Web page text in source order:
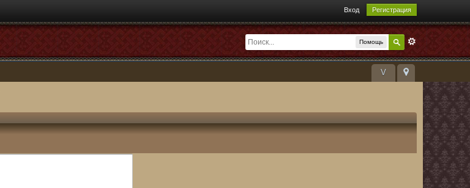
Вход Регистрация
Помощь
V